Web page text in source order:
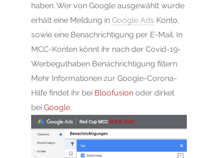
haben. Wer von Google ausgewählt wurde
erhält eine Meldung in Google Ads Konto,
sowie eine Benachrichtigung per E-Mail. In
MCC-Konten könnt ihr nach der Covid-19-
Werbeguthaben Benachrichtigung filtern.
Mehr Informationen zur Google-Corona-
Hilfe findet ihr bei Bloofusion oder dirket
bei Google.